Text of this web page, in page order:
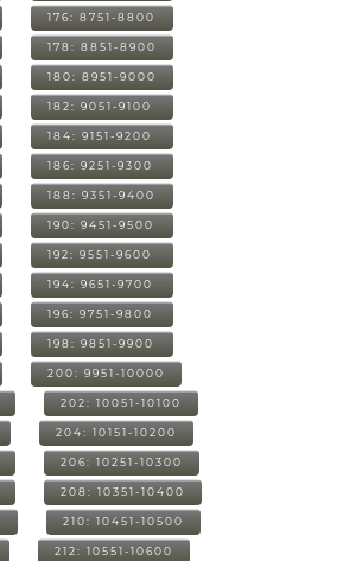
176: 8751-8800
178: 8851-8900
180: 8951-9000
182: 9051-9100
184: 9151-9200
186: 9251-9300
188: 9351-9400
190: 9451-9500
192: 9551-9600
194: 9651-9700
196: 9751-9800
198: 9851-9900
200: 9951-10000
202: 10051-10100
204: 10151-10200
206: 10251-10300
208: 10351-10400
210: 10451-10500
212: 10551-10600